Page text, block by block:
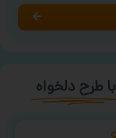
با طرح دلخواه